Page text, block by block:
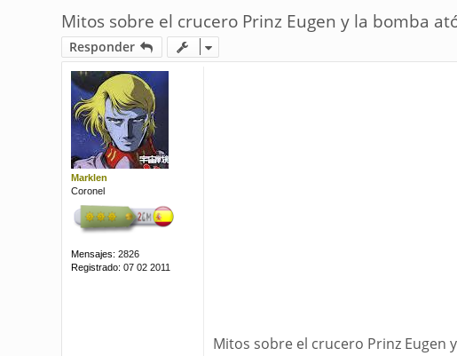
Mitos sobre el crucero Prinz Eugen y la bomba
Responder
Marklen
Coronel
Mensajes: 2826
Registrado: 07 02 2011
Mitos sobre el crucero Prinz Eugen